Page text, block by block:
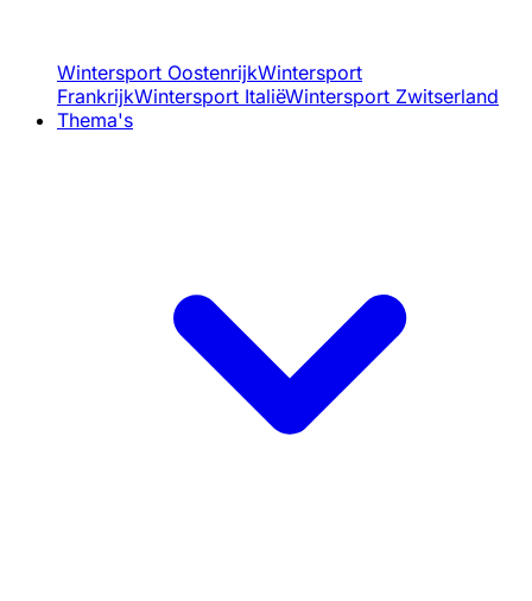
Wintersport OostenrijkWintersport
FrankrijkWintersport ItaliëWintersport Zwitserland
Thema's